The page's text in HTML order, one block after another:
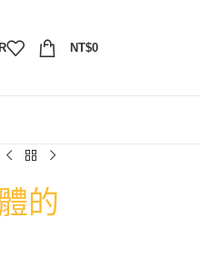
NT$0
的